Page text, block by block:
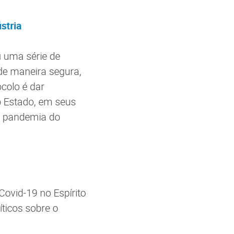
uma série de
maneira segura,
é dar
em seus
do
19 no Espírito
sobre o